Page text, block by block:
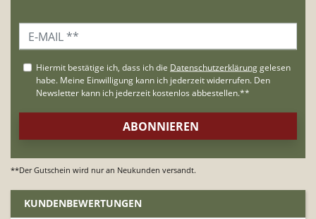
**Der Gutschein wird nur an Neukunden versandt.
KUNDENBEWERTUNGEN